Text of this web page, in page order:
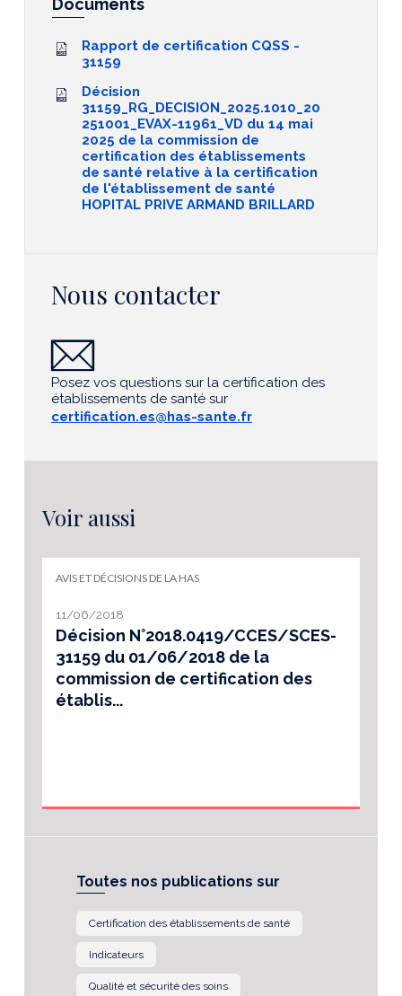
Documents
Rapport de certification CQSS -
31159
Décision
31159_RG_DECISION_2025.1010_20
251001_EVAX-11961_VD du 14 mai
2025 de la commission de
certification des établissements
de santé relative à la certification
de l'établissement de santé
HOPITAL PRIVE ARMAND BRILLARD
Nous contacter
Posez vos questions sur la certification des
établissements de santé sur
certification.es@has-sante.fr
Voir aussi
AVIS ET DÉCISIONS DE LA HAS
11/06/2018
Décision N°2018.0419/CCES/SCES-
31159 du 01/06/2018 de la
commission de certification des
établis...
Toutes nos publications sur
Certification des établissements de santé
Indicateurs
Qualité et sécurité des soins